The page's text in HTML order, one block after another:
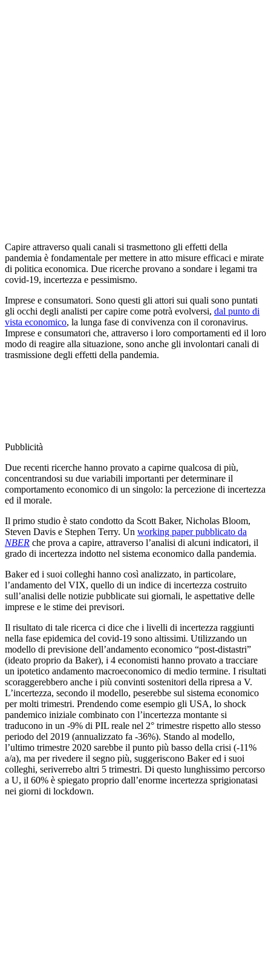
Capire attraverso quali canali si trasmettono gli effetti della
pandemia è fondamentale per mettere in atto misure efficaci e mirate
di politica economica. Due ricerche provano a sondare i legami tra
covid-19, incertezza e pessimismo.
Imprese e consumatori. Sono questi gli attori sui quali sono puntati
gli occhi degli analisti per capire come potrà evolversi, dal punto di
vista economico, la lunga fase di convivenza con il coronavirus.
Imprese e consumatori che, attraverso i loro comportamenti ed il loro
modo di reagire alla situazione, sono anche gli involontari canali di
trasmissione degli effetti della pandemia.
Pubblicità
Due recenti ricerche hanno provato a capirne qualcosa di più,
concentrandosi su due variabili importanti per determinare il
comportamento economico di un singolo: la percezione di incertezza
ed il morale.
Il primo studio è stato condotto da Scott Baker, Nicholas Bloom,
Steven Davis e Stephen Terry. Un working paper pubblicato da
NBER che prova a capire, attraverso l’analisi di alcuni indicatori, il
grado di incertezza indotto nel sistema economico dalla pandemia.
Baker ed i suoi colleghi hanno così analizzato, in particolare,
l’andamento del VIX, quello di un indice di incertezza costruito
sull’analisi delle notizie pubblicate sui giornali, le aspettative delle
imprese e le stime dei previsori.
Il risultato di tale ricerca ci dice che i livelli di incertezza raggiunti
nella fase epidemica del covid-19 sono altissimi. Utilizzando un
modello di previsione dell’andamento economico “post-distastri”
(ideato proprio da Baker), i 4 economisti hanno provato a tracciare
un ipotetico andamento macroeconomico di medio termine. I risultati
scoraggerebbero anche i più convinti sostenitori della ripresa a V.
L’incertezza, secondo il modello, peserebbe sul sistema economico
per molti trimestri. Prendendo come esempio gli USA, lo shock
pandemico iniziale combinato con l’incertezza montante si
traducono in un -9% di PIL reale nel 2° trimestre rispetto allo stesso
periodo del 2019 (annualizzato fa -36%). Stando al modello,
l’ultimo trimestre 2020 sarebbe il punto più basso della crisi (-11%
a/a), ma per rivedere il segno più, suggeriscono Baker ed i suoi
colleghi, seriverrebo altri 5 trimestri. Di questo lunghissimo percorso
a U, il 60% è spiegato proprio dall’enorme incertezza sprigionatasi
nei giorni di lockdown.